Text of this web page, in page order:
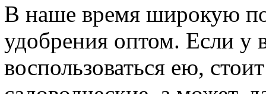
В наше время широкую
удобрения оптом. Если у
воспользоваться ею,